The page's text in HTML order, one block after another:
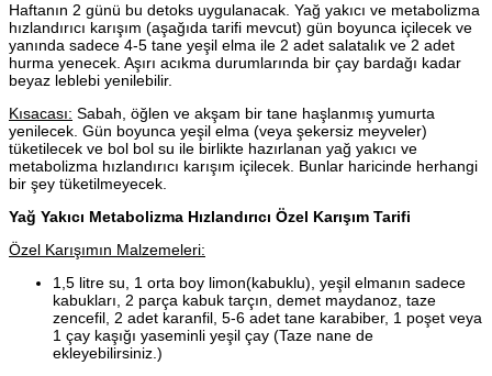
Haftanın 2 günü bu detoks uygulanacak. Yağ yakıcı ve metabolizma
hızlandırıcı karışım (aşağıda tarifi mevcut) gün boyunca içilecek ve
yanında sadece 4-5 tane yeşil elma ile 2 adet salatalık ve 2 adet
hurma yenecek. Aşırı acıkma durumlarında bir çay bardağı kadar
beyaz leblebi yenilebilir.
Kısacası: Sabah, öğlen ve akşam bir tane haşlanmış yumurta
yenilecek. Gün boyunca yeşil elma (veya şekersiz meyveler)
tüketilecek ve bol bol su ile birlikte hazırlanan yağ yakıcı ve
metabolizma hızlandırıcı karışım içilecek. Bunlar haricinde herhangi
bir şey tüketilmeyecek.
Yağ Yakıcı Metabolizma Hızlandırıcı Özel Karışım Tarifi
Özel Karışımın Malzemeleri:
1,5 litre su, 1 orta boy limon(kabuklu), yeşil elmanın sadece
kabukları, 2 parça kabuk tarçın, demet maydanoz, taze
zencefil, 2 adet karanfil, 5-6 adet tane karabiber, 1 poşet veya
1 çay kaşığı yaseminli yeşil çay (Taze nane de
ekleyebilirsiniz.)